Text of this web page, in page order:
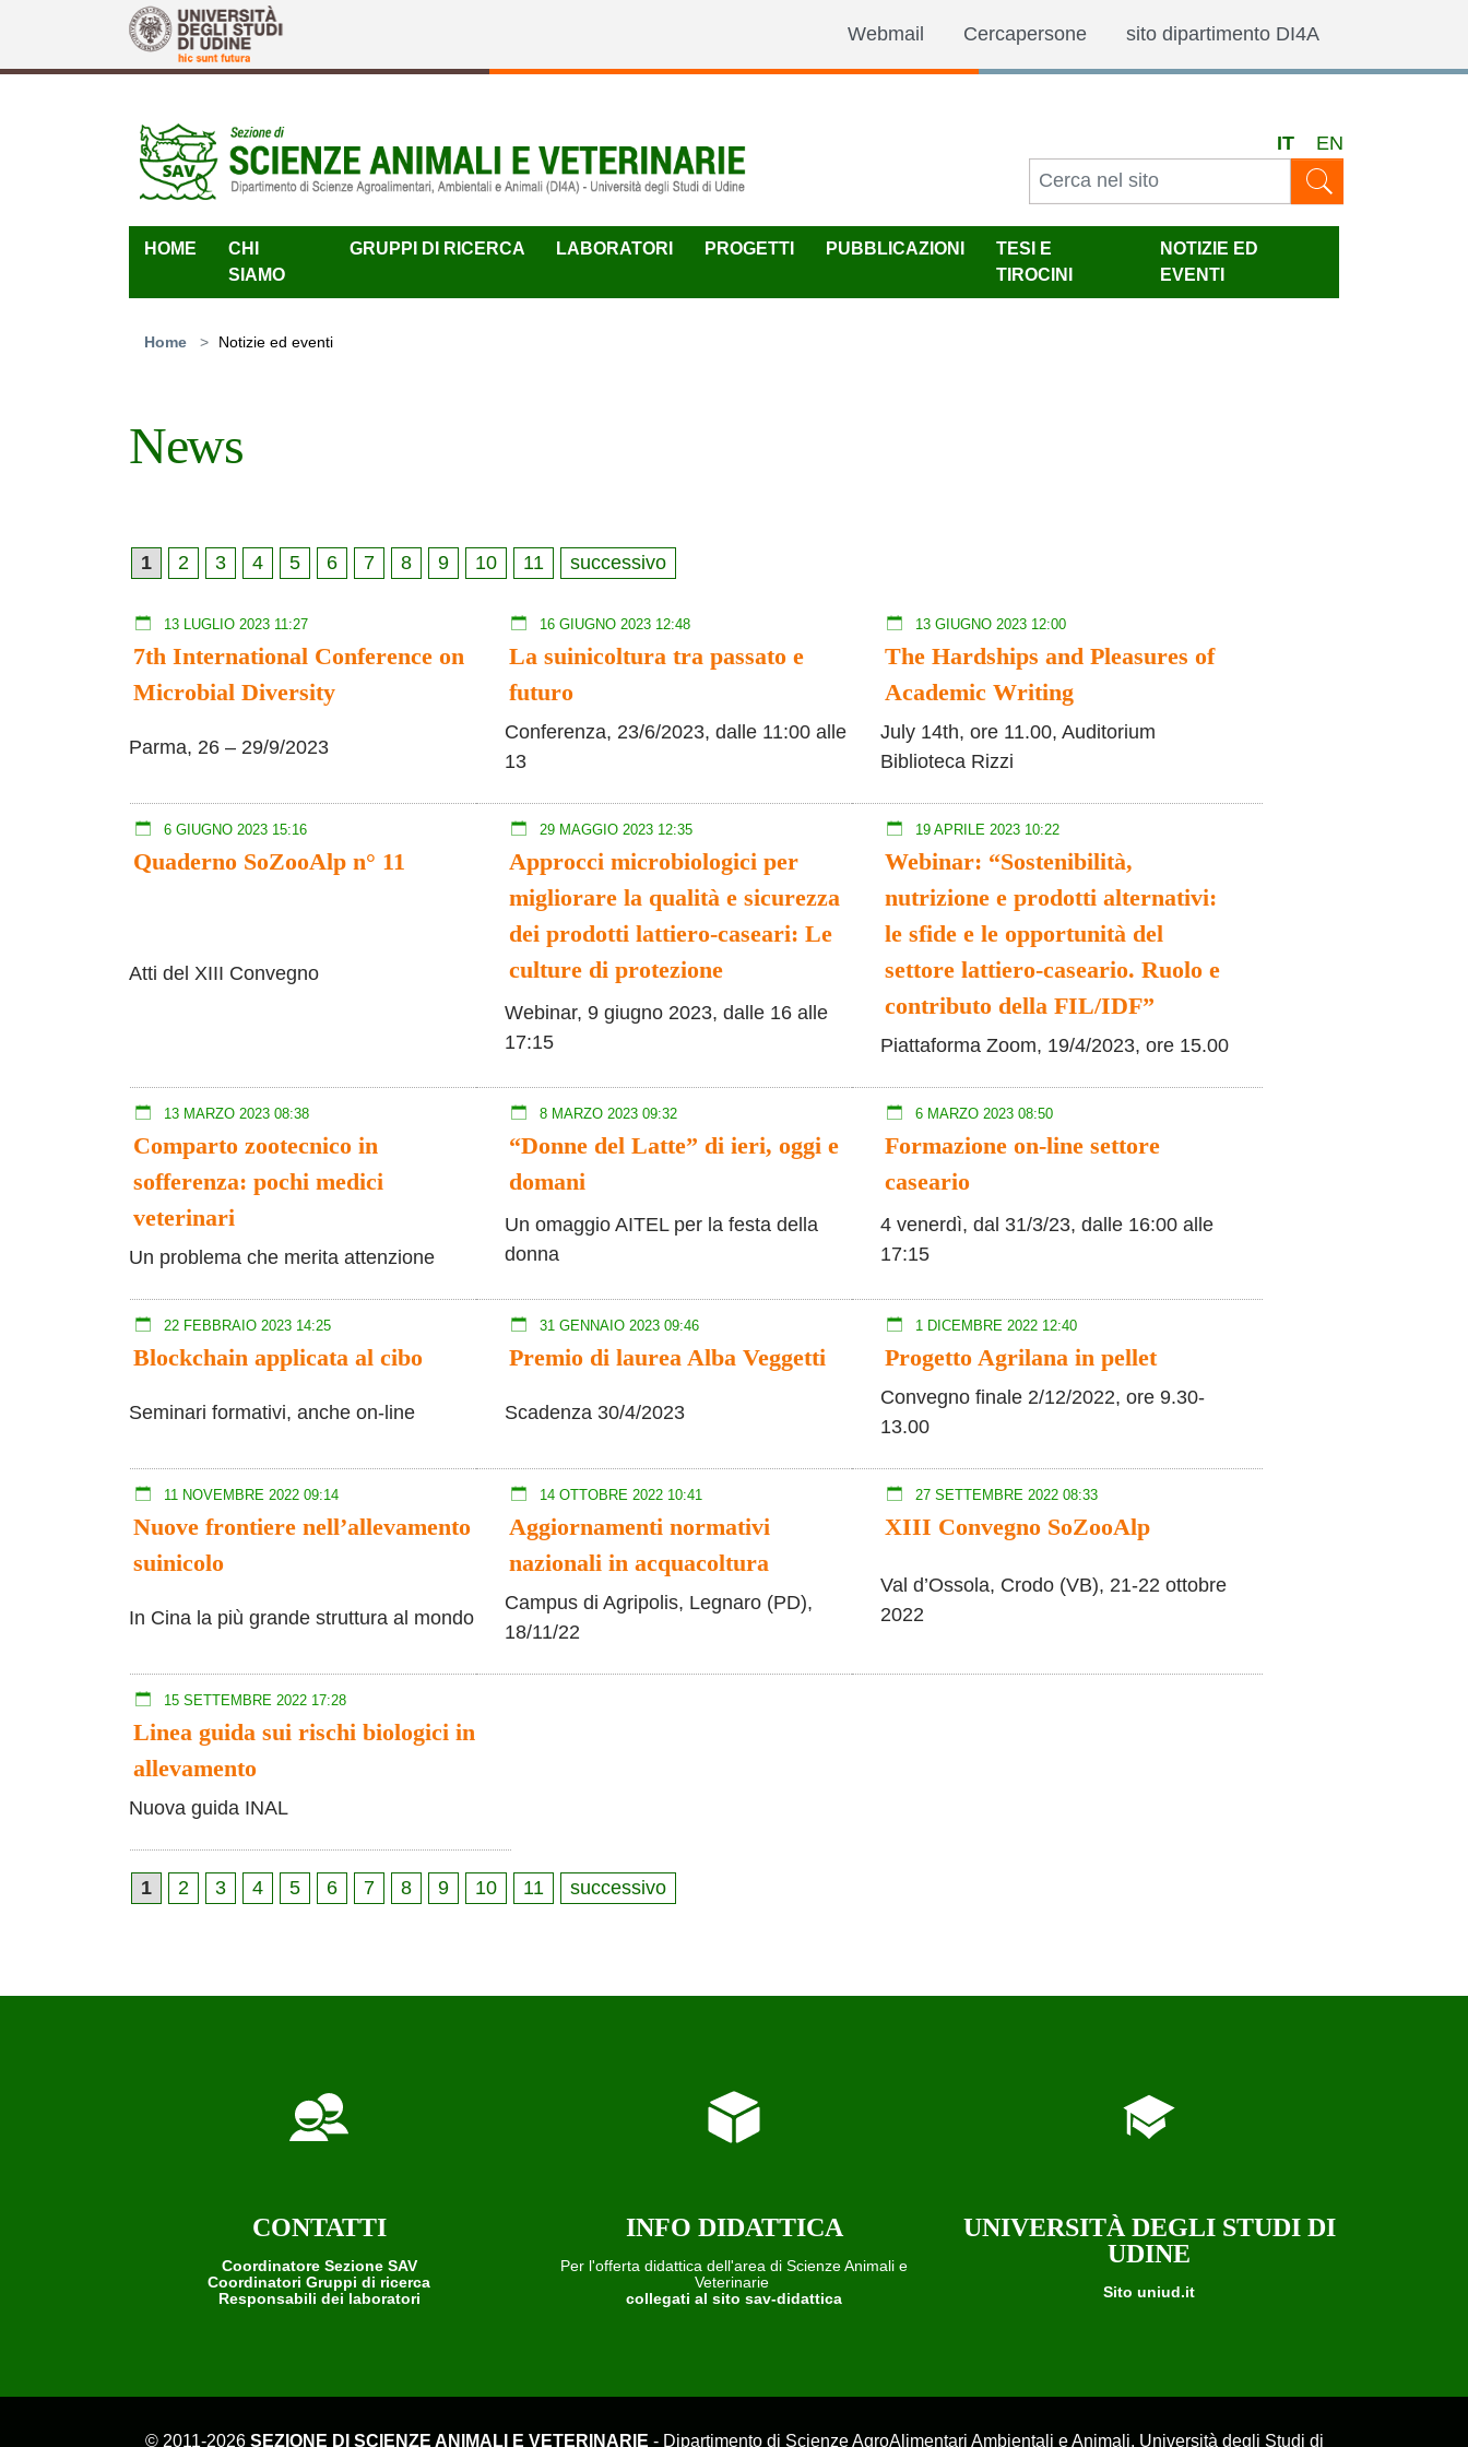
Skip to main content
Webmail
Cercapersone sito dipartimento DI4A
IT EN
HOME
CHI
SIAMO
GRUPPI DI RICERCA LABORATORI PROGETTI PUBBLICAZIONI
TESI E
TIROCINI
NOTIZIE ED
EVENTI
Home Notizie ed eventi
News
1 2 3 4 5 6 7 8 9 10 11 successivo
13 LUGLIO 2023 11:27
7th International Conference on
Microbial Diversity
Parma, 26 – 29/9/2023
16 GIUGNO 2023 12:48
La suinicoltura tra passato e
futuro
Conferenza, 23/6/2023, dalle 11:00 alle
13
13 GIUGNO 2023 12:00
The Hardships and Pleasures of
Academic Writing
July 14th, ore 11.00, Auditorium
Biblioteca Rizzi
6 GIUGNO 2023 15:16
Quaderno SoZooAlp n° 11
Atti del XIII Convegno
29 MAGGIO 2023 12:35
Approcci microbiologici per
migliorare la qualità e sicurezza
dei prodotti lattiero-caseari: Le
culture di protezione
Webinar, 9 giugno 2023, dalle 16 alle
17:15
19 APRILE 2023 10:22
Webinar: “Sostenibilità,
nutrizione e prodotti alternativi:
le sfide e le opportunità del
settore lattiero-caseario. Ruolo e
contributo della FIL/IDF”
Piattaforma Zoom, 19/4/2023, ore 15.00
13 MARZO 2023 08:38
Comparto zootecnico in
sofferenza: pochi medici
veterinari
Un problema che merita attenzione
8 MARZO 2023 09:32
“Donne del Latte” di ieri, oggi e
domani
Un omaggio AITEL per la festa della
donna
6 MARZO 2023 08:50
Formazione on-line settore
caseario
4 venerdì, dal 31/3/23, dalle 16:00 alle
17:15
22 FEBBRAIO 2023 14:25
Blockchain applicata al cibo
Seminari formativi, anche on-line
31 GENNAIO 2023 09:46
Premio di laurea Alba Veggetti
Scadenza 30/4/2023
1 DICEMBRE 2022 12:40
Progetto Agrilana in pellet
Convegno finale 2/12/2022, ore 9.30-
13.00
11 NOVEMBRE 2022 09:14
Nuove frontiere nell’allevamento
suinicolo
In Cina la più grande struttura al mondo
14 OTTOBRE 2022 10:41
Aggiornamenti normativi
nazionali in acquacoltura
Campus di Agripolis, Legnaro (PD),
18/11/22
27 SETTEMBRE 2022 08:33
XIII Convegno SoZooAlp
Val d’Ossola, Crodo (VB), 21-22 ottobre
2022
15 SETTEMBRE 2022 17:28
Linea guida sui rischi biologici in
allevamento
Nuova guida INAL
1 2 3 4 5 6 7 8 9 10 11 successivo
CONTATTI
Coordinatore Sezione SAV
Coordinatori Gruppi di ricerca
Responsabili dei laboratori
INFO DIDATTICA
Per l'offerta didattica dell'area di Scienze Animali e
Veterinarie
collegati al sito sav-didattica
UNIVERSITÀ DEGLI STUDI DI
UDINE
Sito uniud.it
© 2011-2026 SEZIONE DI SCIENZE ANIMALI E VETERINARIE - Dipartimento di Scienze AgroAlimentari Ambientali e Animali, Università degli Studi di